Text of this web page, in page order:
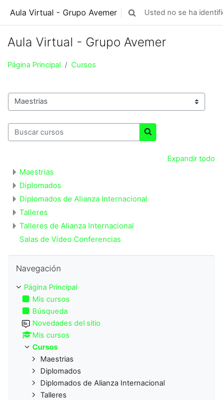
Aula Virtual - Grupo Avemer Toggle search input
Usted no se ha
Aula Virtual - Grupo Avemer
Página Principal Cursos
Categorías
Buscar cursos
Buscar cursos
Expandir todo
Maestrias
Diplomados
Diplomados de Alianza Internacional
Talleres
Talleres de Alianza Internacional
Salas de Vídeo Conferencias
Navegación
Página Principal
Mis cursos
Búsqueda
Novedades del sitio
Mis cursos
Cursos
Maestrias
Diplomados
Diplomados de Alianza Internacional
Talleres